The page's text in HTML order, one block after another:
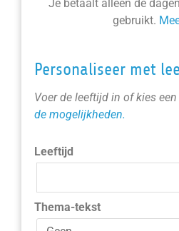
Je betaalt alleen de
gebruikt.
Personaliseer met
Voer de leeftijd in of kies
de mogelijkheden.
Leeftijd
Thema-tekst